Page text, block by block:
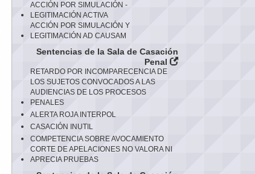
ACCIÓN POR SIMULACIÓN -
LEGITIMACIÓN ACTIVA
ACCIÓN POR SIMULACIÓN Y
LEGITIMACIÓN AD CAUSAM
Sentencias de la Sala de Casación
Penal
RETARDO POR INCOMPARECENCIA DE
LOS SUJETOS CONVOCADOS A LAS
AUDIENCIAS DE LOS PROCESOS
PENALES
ALERTA ROJA INTERPOL
CASACIÓN INUTIL
COMPETENCIA SOBRE AVOCAMIENTO
CORTE DE APELACIONES NO VALORA NI
APRECIA PRUEBAS